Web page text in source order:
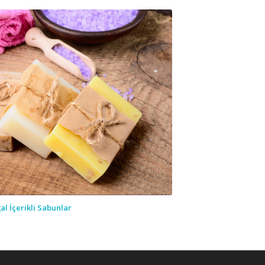
İçerikli Sabunlar